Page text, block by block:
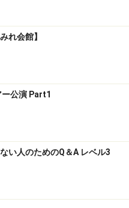
れ会館】
公演 Part1
い人のためのQ＆A レベル3